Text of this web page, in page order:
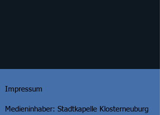
Impressum
Medieninhaber: Stadtkapelle Klosterneuburg